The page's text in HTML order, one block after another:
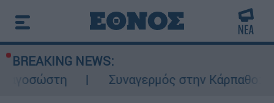
BREAKING NEWS:
Συναγερμός στην Κάρπαθο: Βρέθηκαν